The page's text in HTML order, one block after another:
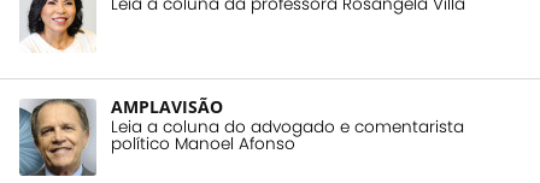
AMPLAVISÃO
Leia a coluna do advogado e comentarista
político Manoel Afonso